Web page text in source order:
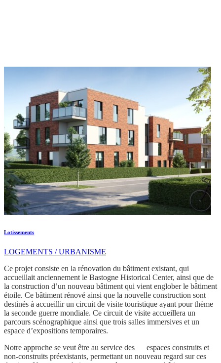
Lotissements
LOGEMENTS / URBANISME
Ce projet consiste en la rénovation du bâtiment existant, qui
accueillait anciennement le Bastogne Historical Center, ainsi que de
la construction d’un nouveau bâtiment qui vient englober le bâtiment
étoile. Ce bâtiment rénové ainsi que la nouvelle construction sont
destinés à accueillir un circuit de visite touristique ayant pour thème
la seconde guerre mondiale. Ce circuit de visite accueillera un
parcours scénographique ainsi que trois salles immersives et un
espace d’expositions temporaires.
Notre approche se veut être au service des espaces construits et
non-construits préexistants, permettant un nouveau regard sur ces